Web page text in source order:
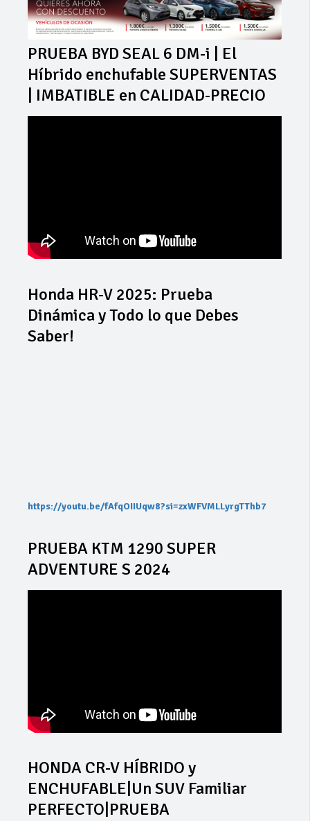
PRUEBA BYD SEAL 6 DM-i | El
Híbrido enchufable SUPERVENTAS
| IMBATIBLE en CALIDAD-PRECIO
Honda HR-V 2025: Prueba
Dinámica y Todo lo que Debes
Saber!
https://youtu.be/fAfqOIIUqw8?si=zxWFVMLLyrgTThb7
PRUEBA KTM 1290 SUPER
ADVENTURE S 2024
HONDA CR-V HÍBRIDO y
ENCHUFABLE|Un SUV Familiar
PERFECTO|PRUEBA